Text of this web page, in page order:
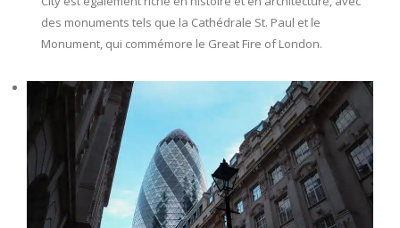
des monuments tels que la Cathédrale St. Paul et le
Monument, qui commémore le Great Fire of London.